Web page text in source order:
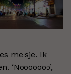
meisje. Ik
‘Nooooooo’,